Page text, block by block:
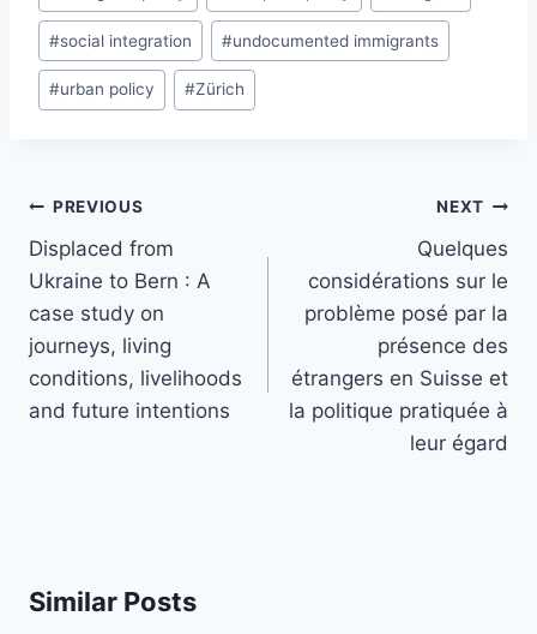
#social integration #undocumented immigrants
#urban policy #Zürich
Post
navigation
PREVIOUS
Displaced from
Ukraine to Bern : A
case study on
journeys, living
conditions, livelihoods
and future intentions
NEXT
Quelques
considérations sur le
problème posé par la
présence des
étrangers en Suisse et
la politique pratiquée à
leur égard
Similar Posts